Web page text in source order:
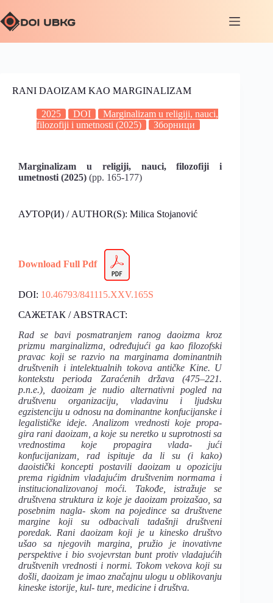
RANI DAOIZAM KAO MARGINALIZAM
2025 DOI
Marginalizam u religiji, nauci,
filozofiji i umetnosti (2025)
Зборници
Marginalizam u religiji, nauci, filozofiji i
umetnosti (2025) (pp. 165-177)
АУТОР(И) / AUTHOR(S): Milica Stojanović
Download Full Pdf
DOI: 10.46793/841115.XXV.165S
САЖЕТАК / ABSTRACT:
Rad se bavi posmatranjem ranog daoizma kroz
prizmu marginalizma, određujući ga kao filozofski
pravac koji se razvio na marginama dominantnih
društvenih i intelektualnih tokova antičke Kine. U
kontekstu perioda Zaraćenih država (475–221.
p.n.e.), daoizam je nudio alternativni pogled na
društvenu organizaciju, vladavinu i ljudsku
egzistenciju u odnosu na dominantne konfucijanske i
legalističke ideje. Analizom vrednosti koje propa-
gira rani daoizam, a koje su neretko u suprotnosti sa
vrednostima koje propagira vlada- jući
konfucijanizam, rad ispituje da li su (i kako)
daoistički koncepti postavili daoizam u opoziciju
prema rigidnim vladajućim društvenim normama i
institucionalizovanoj moći. Takođe, istražuje se
društvena struktura iz koje je daoizam proizašao, sa
posebnim nagla- skom na pojedince sa društvene
margine koji su odbacivali tadašnji društveni
poredak. Rani daoizam koji je u kinesko društvo
ušao sa njegovih margina, pružio je inovativne
perspektive i bio svojevrstan bunt protiv vladajućih
društvenih vrednosti i normi. Tokom vekova koji su
došli, daoizam je imao značajnu ulogu u oblikovanju
kineske istorije, kul- ture, medicine i društva.